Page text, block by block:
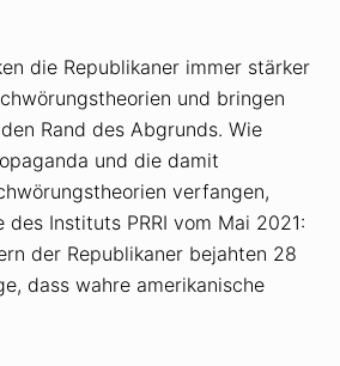
die Republikaner immer stärker
und bringen
Rand des Abgrunds. Wie
und die damit
verfangen,
Instituts PRRI vom Mai 2021:
der Republikaner bejahten 28
dass wahre amerikanische